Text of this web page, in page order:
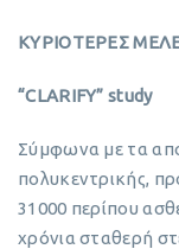
ΚΥΡΙΟΤΕΡΕΣ
“CLARIFY” study
Σύμφωνα με τα
πολυκεντρικής,
31000 περίπου
χρόνια σταθερή